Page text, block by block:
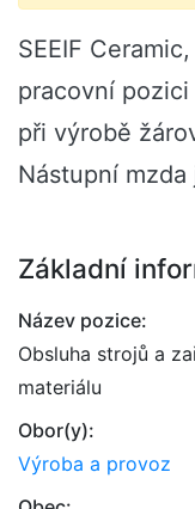
SEEIF
pracovní
při výrobě
Nástupní
Základní
Název pozice:
Obsluha strojů a
materiálu
Obor(y):
Výroba a provoz